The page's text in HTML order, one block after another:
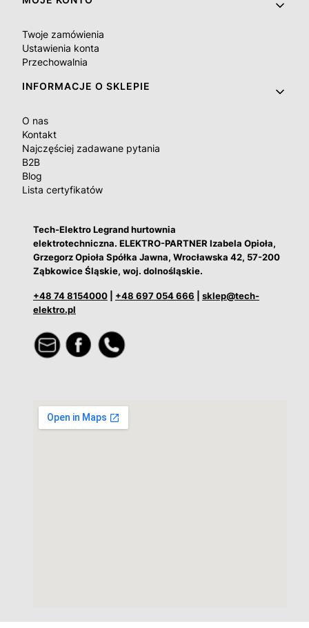
Twoje zamówienia
Ustawienia konta
Przechowalnia
INFORMACJE O SKLEPIE
O nas
Kontakt
Najczęściej zadawane pytania
B2B
Blog
Lista certyfikatów
Tech-Elektro Legrand hurtownia
elektrotechniczna. ELEKTRO-PARTNER Izabela Opioła,
Grzegorz Opioła Spółka Jawna, Wrocławska 42, 57-200
Ząbkowice Śląskie, woj. dolnośląskie.
+48 74 8154000 +48 697 054 666
sklep@tech-
elektro.pl